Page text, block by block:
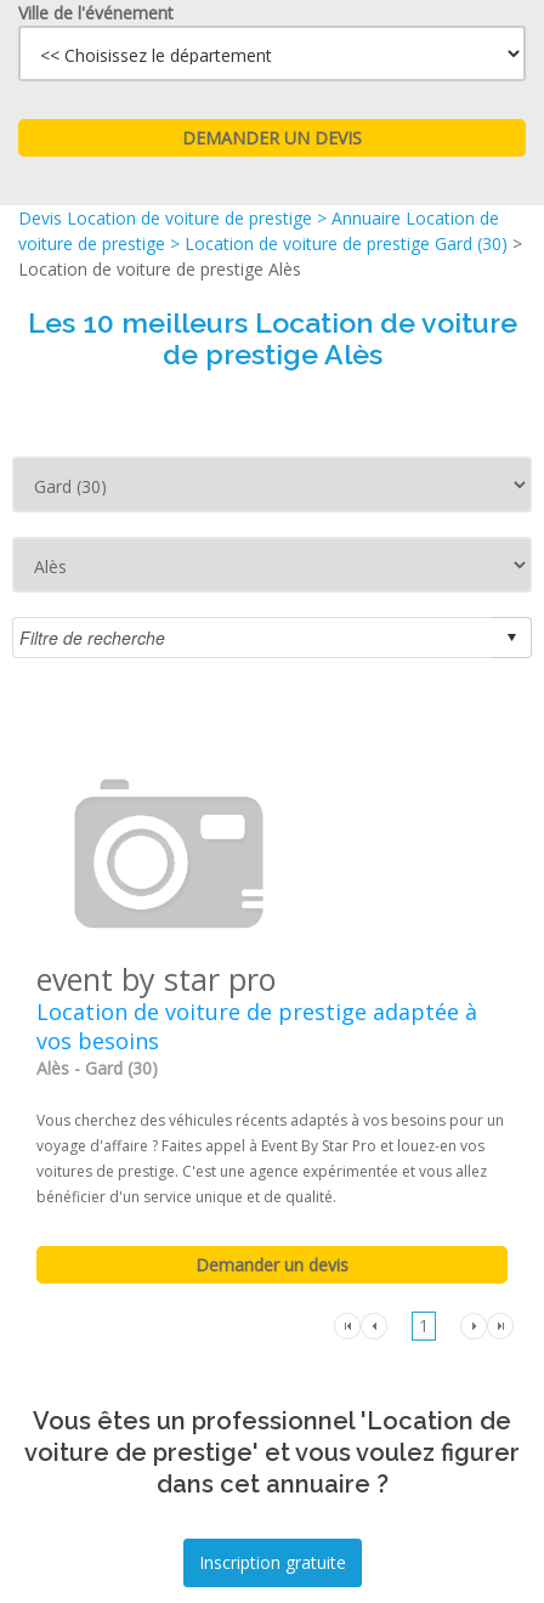
Ville de l'événement
Devis Location de voiture de prestige > Annuaire Location de
voiture de prestige > Location de voiture de prestige Gard (30) >
Location de voiture de prestige Alès
Les 10 meilleurs Location de voiture
de prestige Alès
event by star pro
Location de voiture de prestige adaptée à
vos besoins
Alès - Gard (30)
Vous cherchez des véhicules récents adaptés à vos besoins pour un
voyage d'affaire ? Faites appel à Event By Star Pro et louez-en vos
voitures de prestige. C'est une agence expérimentée et vous allez
bénéficier d'un service unique et de qualité.
1
Vous êtes un professionnel 'Location de
voiture de prestige' et vous voulez figurer
dans cet annuaire ?